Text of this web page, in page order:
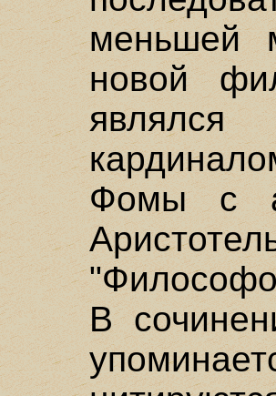
меньшей
новой
Фомы с
В